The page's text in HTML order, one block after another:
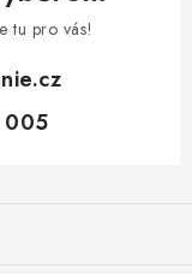
tu pro vás!